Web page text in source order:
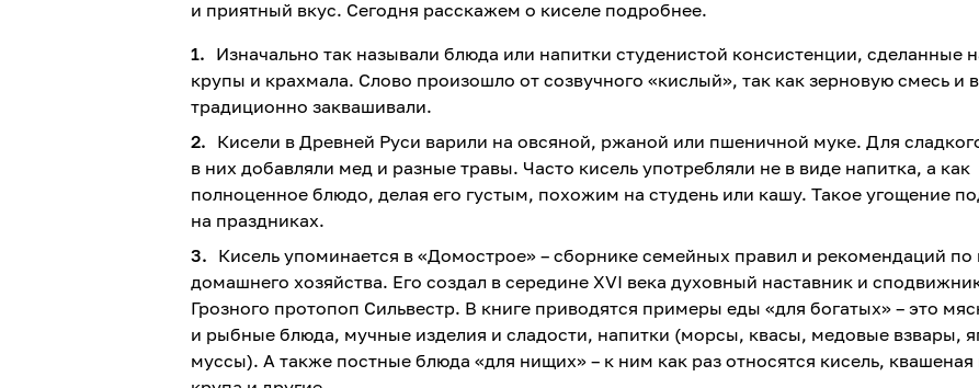
и приятный вкус. Сегодня расскажем о киселе подробнее.
Изначально так называли блюда или напитки студенистой консистенции, сделанные
крупы и крахмала. Слово произошло от созвучного «кислый», так как зерновую смесь и
традиционно заквашивали.
Кисели в Древней Руси варили на овсяной, ржаной или пшеничной муке. Для
в них добавляли мед и разные травы. Часто кисель употребляли не в виде напитка, а как
полноценное блюдо, делая его густым, похожим на студень или кашу. Такое угощение
на праздниках.
Кисель упоминается в «Домострое» – сборнике семейных правил и рекомендаций
домашнего хозяйства. Его создал в середине XVI века духовный наставник и
Грозного протопоп Сильвестр. В книге приводятся примеры еды «для богатых» – это
и рыбные блюда, мучные изделия и сладости, напитки (морсы, квасы, медовые взвары,
муссы). А также постные блюда «для нищих» – к ним как раз относятся кисель, квашеная